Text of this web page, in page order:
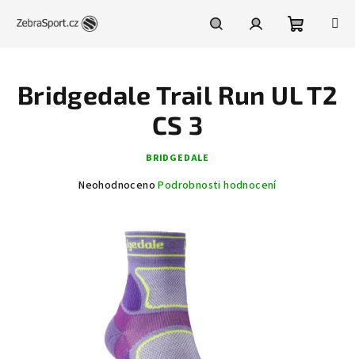
košík
Bridgedale Trail Run UL T2
CS 3
BRIDGEDALE
Průměrné
hvězdiček.
Neohodnoceno Podrobnosti hodnocení